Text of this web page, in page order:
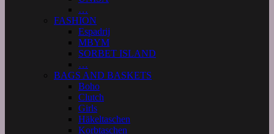
…
FASHION
Espadrij
MBYM
SORBET ISLAND
…
BAGS AND BASKETS
Boho
Clutch
Girls
Häkeltaschen
Korbtaschen